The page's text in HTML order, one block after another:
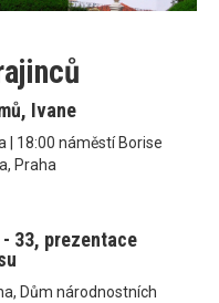
Ivane
| 18:00 náměstí Borise
Praha
- 33, prezentace
Dům národnostních